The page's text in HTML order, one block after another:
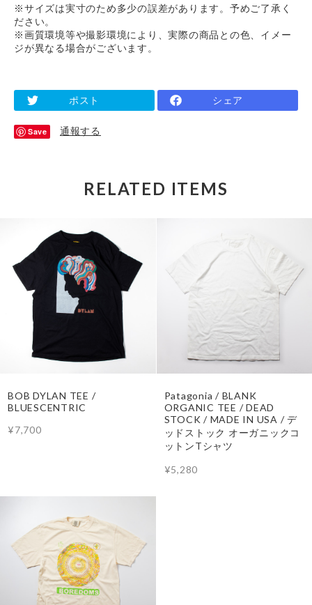
※サイズは実寸のため多少の誤差があります。予めご了承く
ださい。
※画質環境等や撮影環境により、実際の商品との色、イメー
ジが異なる場合がございます。
ポスト シェア
Save 通報する
RELATED ITEMS
BOB DYLAN TEE /
BLUESCENTRIC
¥7,700
Patagonia / BLANK
ORGANIC TEE / DEAD
STOCK / MADE IN USA / デ
ッドストック オーガニックコ
ットンTシャツ
¥5,280